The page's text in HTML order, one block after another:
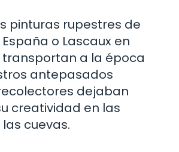
pinturas rupestres de
o Lascaux en
transportan a la época
antepasados
dejaban
creatividad en las
cuevas.